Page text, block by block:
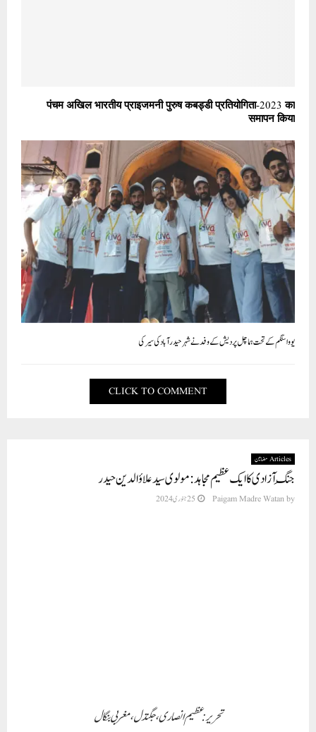
पंचम अखिल भारतीय प्राइजमनी पुरुष कबड्डी प्रतियोगिता-2023 का
समापन किया
یووا سنگم کے تحت ہماچل پردیش کے وفد نے شہر حیدرآباد کی سیر کی
CLICK TO COMMENT
Articles مضامین
جنگِ آزادی کا ایک عظیم مجاہد : مولوی سید علاؤالدین حیدر
by
Paigam Madre Watan 25 جنوری 2024
بھی کہیں نہیں ملتی۔ یہ غلامی بالخصوص مسلمانوں کو راس نہیں آئی اور انھوں نے